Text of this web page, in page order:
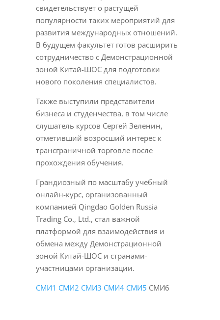
свидетельствует о растущей
популярности таких мероприятий для
развития международных отношений.
В будущем факультет готов расширить
сотрудничество с Демонстрационной
зоной Китай-ШОС для подготовки
нового поколения специалистов.
Также выступили представители
бизнеса и студенчества, в том числе
слушатель курсов Сергей Зеленин,
отметивший возросший интерес к
трансграничной торговле после
прохождения обучения.
Грандиозный по масштабу учебный
онлайн-курс, организованный
компанией Qingdao Golden Russia
Trading Co., Ltd., стал важной
платформой для взаимодействия и
обмена между Демонстрационной
зоной Китай-ШОС и странами-
участницами организации.
СМИ1 СМИ2 СМИ3 СМИ4 СМИ5 СМИ6